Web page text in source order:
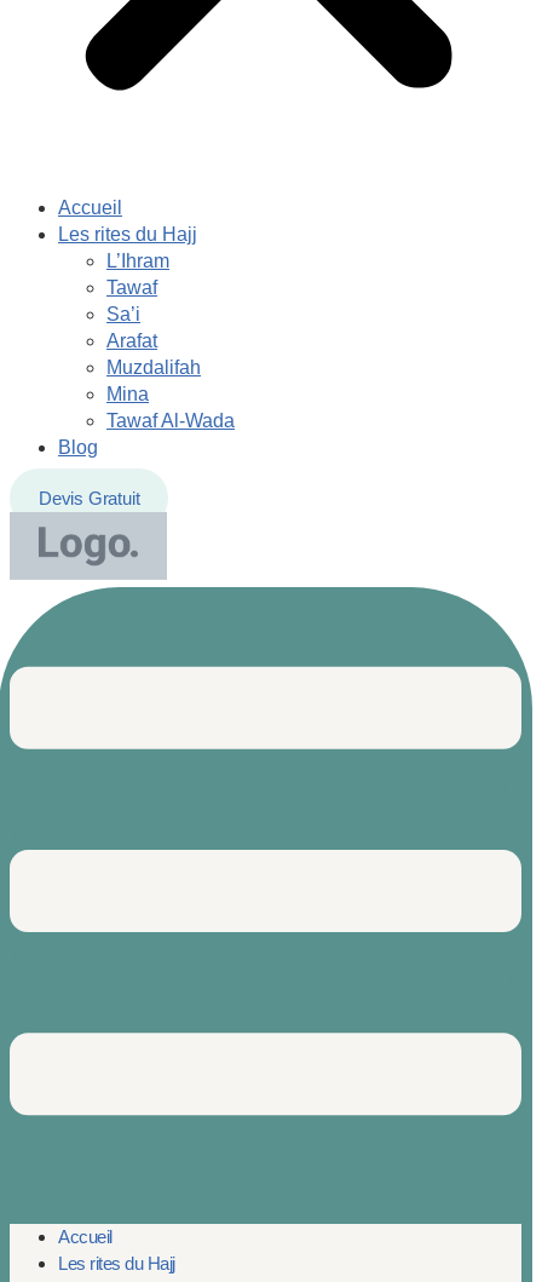
Accueil
Les rites du Hajj
L’Ihram
Tawaf
Sa’i
Arafat
Muzdalifah
Mina
Tawaf Al-Wada
Blog
Devis Gratuit
Accueil
Les rites du Hajj